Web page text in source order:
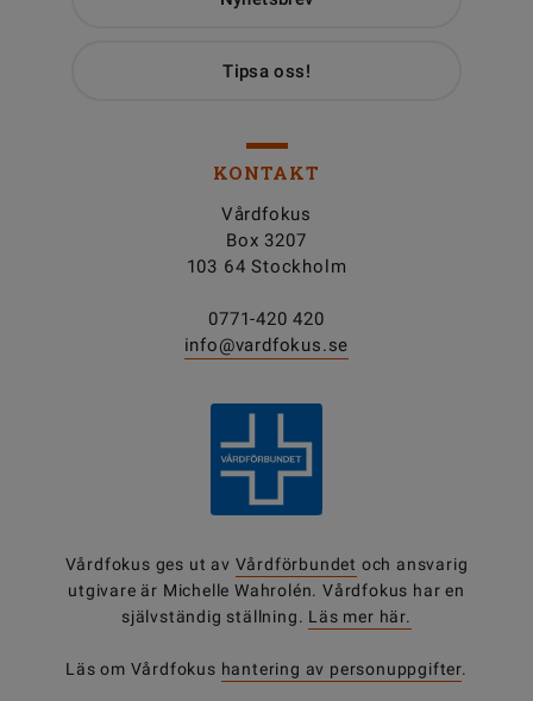
Tipsa oss!
KONTAKT
Vårdfokus
Box 3207
103 64 Stockholm
0771-420 420
info@vardfokus.se
Vårdfokus ges ut av Vårdförbundet och ansvarig
utgivare är Michelle Wahrolén. Vårdfokus har en
självständig ställning. Läs mer här.
Läs om Vårdfokus hantering av personuppgifter.